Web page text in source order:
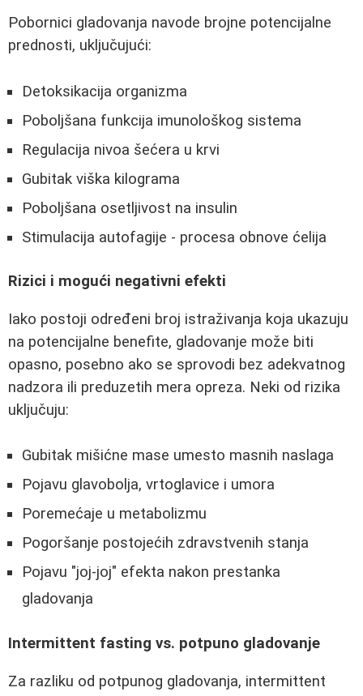
Pobornici gladovanja navode brojne potencijalne
prednosti, uključujući:
Detoksikacija organizma
Poboljšana funkcija imunološkog sistema
Regulacija nivoa šećera u krvi
Gubitak viška kilograma
Poboljšana osetljivost na insulin
Stimulacija autofagije - procesa obnove ćelija
Rizici i mogući negativni efekti
Iako postoji određeni broj istraživanja koja ukazuju
na potencijalne benefite, gladovanje može biti
opasno, posebno ako se sprovodi bez adekvatnog
nadzora ili preduzetih mera opreza. Neki od rizika
uključuju:
Gubitak mišićne mase umesto masnih naslaga
Pojavu glavobolja, vrtoglavice i umora
Poremećaje u metabolizmu
Pogoršanje postojećih zdravstvenih stanja
Pojavu "joj-joj" efekta nakon prestanka
gladovanja
Intermittent fasting vs. potpuno gladovanje
Za razliku od potpunog gladovanja, intermittent